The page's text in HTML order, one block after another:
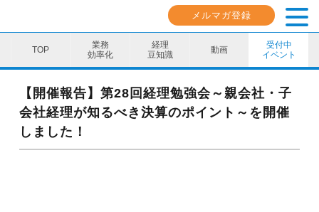
メルマガ登録
業務
効率化
経理
豆知識
動画
受付中
イベント
業務効率化
経理豆知識
キャリア・スキル
【開催報告】第28回経理勉強会～親会社・子
会社経理が知るべき決算のポイント～を開催
しました！